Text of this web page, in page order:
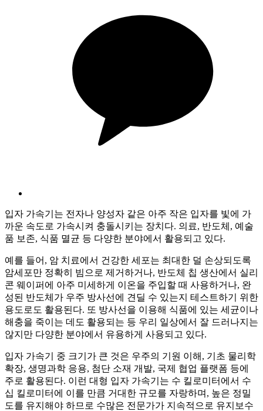
입자 가속기는 전자나 양성자 같은 아주 작은 입자를 빛에 가
까운 속도로 가속시켜 충돌시키는 장치다. 의료, 반도체, 예술
품 보존, 식품 멸균 등 다양한 분야에서 활용되고 있다.
예를 들어, 암 치료에서 건강한 세포는 최대한 덜 손상되도록
암세포만 정확히 빔으로 제거하거나, 반도체 칩 생산에서 실리
콘 웨이퍼에 아주 미세하게 이온을 주입할 때 사용하거나, 완
성된 반도체가 우주 방사선에 견딜 수 있는지 테스트하기 위한
용도로도 활용된다. 또 방사선을 이용해 식품에 있는 세균이나
해충을 죽이는 데도 활용되는 등 우리 일상에서 잘 드러나지는
않지만 다양한 분야에서 유용하게 사용되고 있다.
입자 가속기 중 크기가 큰 것은 우주의 기원 이해, 기초 물리학
확장, 생명과학 응용, 첨단 소재 개발, 국제 협업 플랫폼 등에
주로 활용된다. 이런 대형 입자 가속기는 수 킬로미터에서 수
십 킬로미터에 이를 만큼 거대한 규모를 자랑하며, 높은 정밀
도를 유지해야 하므로 수많은 전문가가 지속적으로 유지보수